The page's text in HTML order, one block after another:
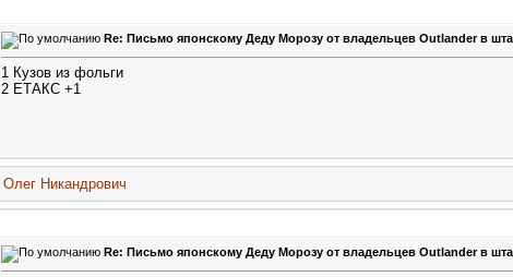
Re: Письмо японскому Деду Морозу от владельцев Outlander в
1 Кузов из фольги
2 ЕТАКС +1
Олег Никандрович
Re: Письмо японскому Деду Морозу от владельцев Outlander в